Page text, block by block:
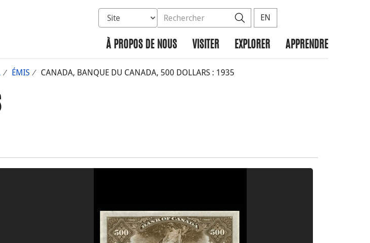
Sélectionnez la base de données à rechercher
Rechercher dans le site Rechercher
EN
À PROPOS DE NOUS VISITER EXPLORER APPRENDRE
ÉMIS CANADA, BANQUE DU CANADA, 500 DOLLARS : 1935